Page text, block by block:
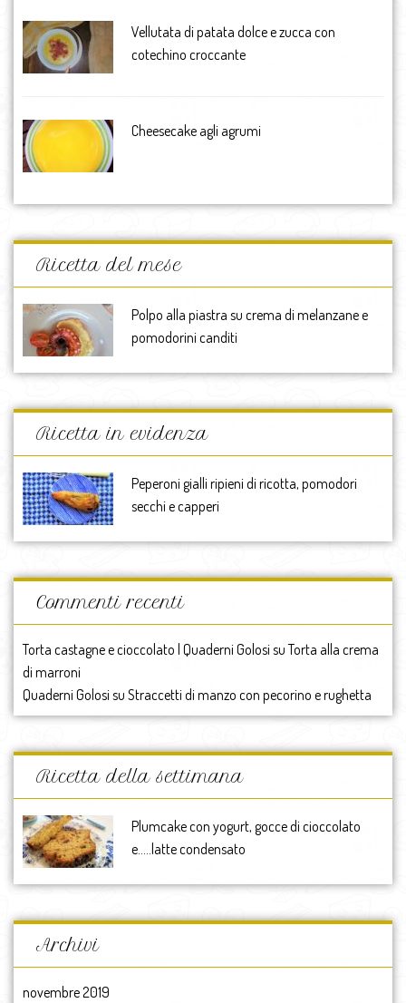
Vellutata di patata dolce e zucca con
cotechino croccante
Cheesecake agli agrumi
Ricetta del mese
Polpo alla piastra su crema di melanzane e
pomodorini canditi
Ricetta in evidenza
Peperoni gialli ripieni di ricotta, pomodori
secchi e capperi
Commenti recenti
Torta castagne e cioccolato | Quaderni Golosi suTorta alla crema
di marroni
Quaderni Golosi su Straccetti di manzo con pecorino e rughetta
Ricetta della settimana
Plumcake con yogurt, gocce di cioccolato
e…..latte condensato
Archivi
novembre 2019